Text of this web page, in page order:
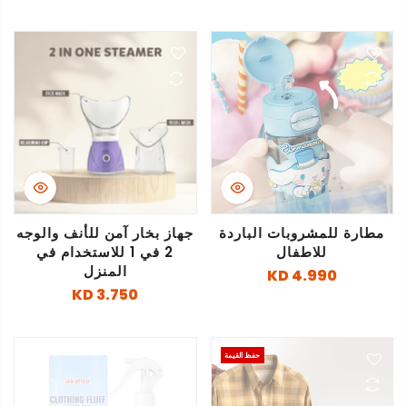
مطارة للمشروبات الباردة
للاطفال
4.990 KD
جهاز بخار آمن للأنف والوجه
2 في 1 للاستخدام في
المنزل
3.750 KD
حفظ القيمة